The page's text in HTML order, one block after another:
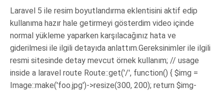
Laravel 5 ile resim boyutlandırma eklentisini aktif edip
kullanıma hazır hale getirmeyi gösterdim video içinde
normal yükleme yaparken karşılacağınız hata ve
giderilmesi ile ilgili detayıda anlattım.Gereksinimler ile ilgili
resmi sitesinde detay mevcut örnek kullanım; // usage
inside a laravel route Route::get('/', function() { $img =
Image::make('foo.jpg')->resize(300, 200); return $img-